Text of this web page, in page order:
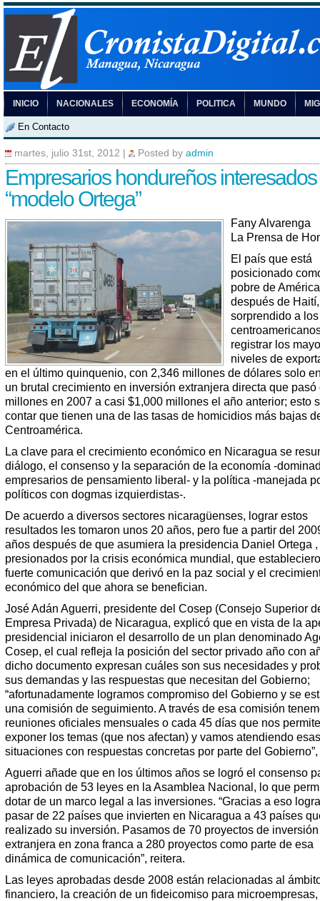
INICIO NACIONALES ECONOMÍA POLITICA MUNDO
En Contacto
martes, julio 31st, 2012 Posted by admin
Empresarios hondureños
“modelo Ortega”
Fany Alvarenga
La Prensa de
El país que está
posicionado
pobre de
después de
sorprendido a
registrar los
niveles de
en el último quinquenio, con 2,346 millones de dólares solo
un brutal crecimiento en inversión extranjera directa que pasó
millones en 2007 a casi $1,000 millones el año anterior; esto
contar que tienen una de las tasas de homicidios más bajas
Centroamérica.
La clave para el crecimiento económico en Nicaragua se
diálogo, el consenso y la separación de la economía -
empresarios de pensamiento liberal- y la política -manejada
políticos con dogmas izquierdistas-.
De acuerdo a diversos sectores nicaragüenses, lograr estos
resultados les tomaron unos 20 años, pero fue a partir del
años después de que asumiera la presidencia Daniel Ortega ,
presionados por la crisis económica mundial, que
fuerte comunicación que derivó en la paz social y el
económico del que ahora se benefician.
José Adán Aguerri, presidente del Cosep (Consejo Superior
Empresa Privada) de Nicaragua, explicó que en vista de la
presidencial iniciaron el desarrollo de un plan denominado
Cosep, el cual refleja la posición del sector privado año con
dicho documento expresan cuáles son sus necesidades y
sus demandas y las respuestas que necesitan del Gobierno;
“afortunadamente logramos compromiso del Gobierno y se
una comisión de seguimiento. A través de esa comisión
reuniones oficiales mensuales o cada 45 días que nos
exponer los temas (que nos afectan) y vamos atendiendo esas
situaciones con respuestas concretas por parte del
Aguerri añade que en los últimos años se logró el consenso
aprobación de 53 leyes en la Asamblea Nacional, lo que
dotar de un marco legal a las inversiones. “Gracias a eso
pasar de 22 países que invierten en Nicaragua a 43 países
realizado su inversión. Pasamos de 70 proyectos de inversión
extranjera en zona franca a 280 proyectos como parte de esa
dinámica de comunicación”, reitera.
Las leyes aprobadas desde 2008 están relacionadas al
financiero, la creación de un fideicomiso para microempresas,